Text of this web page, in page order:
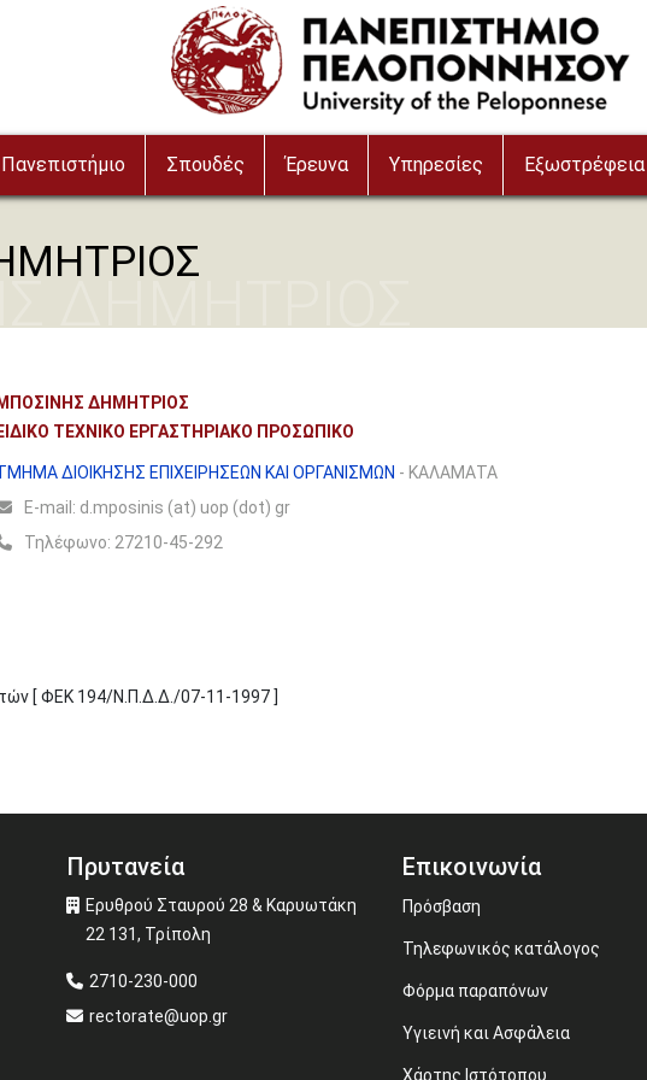
Σπουδές Έρευνα Υπηρεσίες Εξωστρέφεια
ΜΠΟΣΙΝΗΣ ΔΗΜΗΤΡΙΟΣ
ΕΙΔΙΚΟ ΤΕΧΝΙΚΟ ΕΡΓΑΣΤΗΡΙΑΚΟ ΠΡΟΣΩΠΙΚΟ
ΔΙΟΙΚΗΣΗΣ ΕΠΙΧΕΙΡΗΣΕΩΝ ΚΑΙ ΟΡΓΑΝΙΣΜΩΝ - ΚΑΛΑΜΑΤΑ
Ε-mail: d.mposinis (at) uop (dot) gr
Τηλέφωνο: 27210-45-292
[ ΦΕΚ 194/Ν.Π.Δ.Δ./07-11-1997 ]
Πρυτανεία
Ερυθρού Σταυρού 28 & Καρυωτάκη
22 131, Τρίπολη
2710-230-000
rectorate@uop.gr
Επικοινωνία
Πρόσβαση
Τηλεφωνικός κατάλογος
Φόρμα παραπόνων
Υγιεινή και Ασφάλεια
Χάρτης Ιστότοπου